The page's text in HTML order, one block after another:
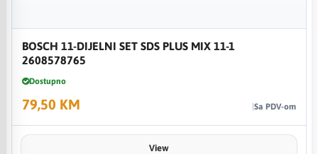
BOSCH 11-DIJELNI SET SDS PLUS MIX 11-1
2608578765
Dostupno
79,50 KM Sa PDV-om
View